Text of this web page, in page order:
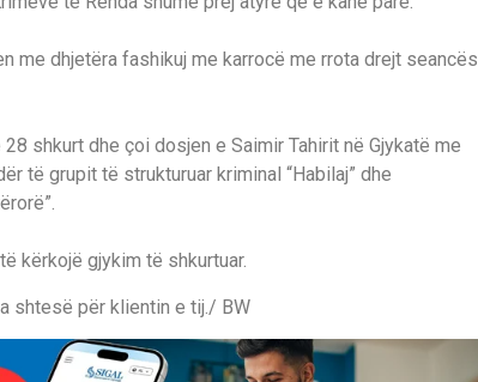
me dhjetëra fashikuj me karrocë me rrota drejt seancës
shkurt dhe çoi dosjen e Saimir Tahirit në Gjykatë me
të grupit të strukturuar kriminal “Habilaj” dhe
kërkojë gjykim të shkurtuar.
shtesë për klientin e tij./ BW